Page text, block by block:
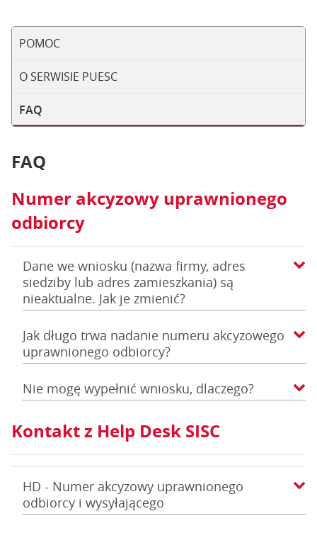
POMOC
O SERWISIE PUESC
FAQ
FAQ
Numer akcyzowy uprawnionego
odbiorcy
Dane we wniosku (nazwa firmy, adres
siedziby lub adres zamieszkania) są
nieaktualne. Jak je zmienić?
Jak długo trwa nadanie numeru akcyzowego
uprawnionego odbiorcy?
Nie mogę wypełnić wniosku, dlaczego?
Kontakt z Help Desk SISC
HD - Numer akcyzowy uprawnionego
odbiorcy i wysyłającego